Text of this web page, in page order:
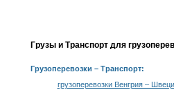
Грузы и Транспорт для
Грузоперевозки – Транспорт:
грузоперевозки Венгрия –